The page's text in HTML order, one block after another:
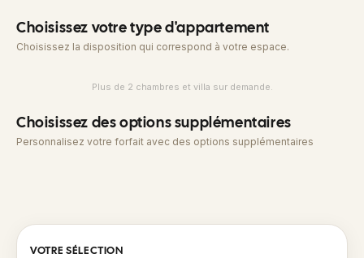
Choisissez votre type d'appartement
Choisissez la disposition qui correspond à votre espace.
Plus de 2 chambres et villa sur demande.
Choisissez des options supplémentaires
Personnalisez votre forfait avec des options supplémentaires
VOTRE SÉLECTION